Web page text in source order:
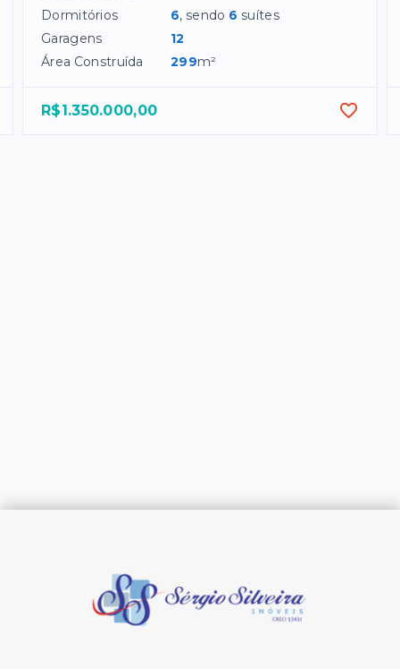
Dormitórios 6, sendo 6 suítes
Garagens
12
Área Construída
299m²
R$1.350.000,00